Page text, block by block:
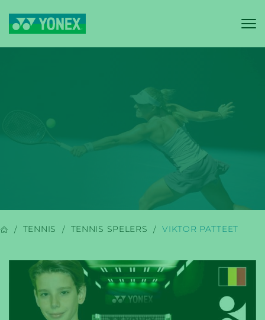
BADMINTON
YONEX
TENNIS
TENNIS TENNIS SPELERS VIKTOR PATTEET